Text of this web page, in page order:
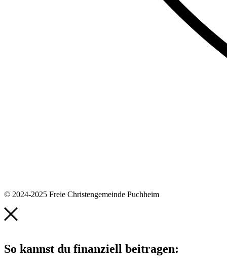
© 2024-2025 Freie Christengemeinde Puchheim
So kannst du finanziell beitragen: